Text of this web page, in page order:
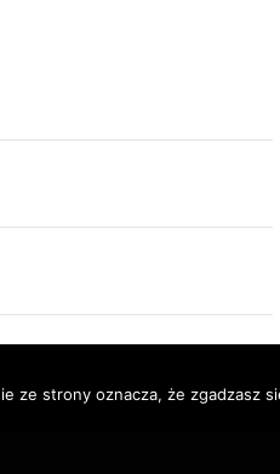
ze strony oznacza, że zgadzasz